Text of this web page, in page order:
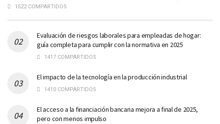
1522 COMPARTIDOS
Evaluación de riesgos laborales para empleadas de hogar:
guía completa para cumplir con la normativa en 2025
1417 COMPARTIDOS
El impacto de la tecnología en la producción industrial
1410 COMPARTIDOS
El acceso a la financiación bancaria mejora a final de 2025,
pero con menos impulso